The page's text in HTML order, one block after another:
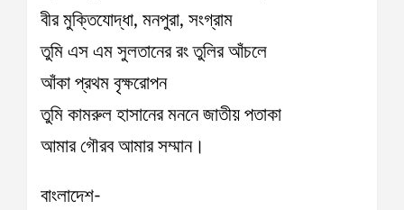
বীর মুক্তিযোদ্ধা, মনপুরা, সংগ্রাম
তুমি এস এম সুলতানের রং তুলির আঁচলে
আঁকা প্রথম বৃক্ষরোপন
তুমি কামরুল হাসানের মননে জাতীয় পতাকা
আমার গৌরব আমার সম্মান।
বাংলাদেশ-